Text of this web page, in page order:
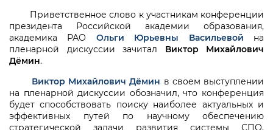
Приветственное слово к участникам конференции
президента Российской академии образования,
академика РАО Ольги Юрьевны Васильевой на
пленарной дискуссии зачитал Виктор Михайлович
Дёмин.
Виктор Михайлович Дёмин в своем выступлении
на пленарной дискуссии обозначил, что конференция
будет способствовать поиску наиболее актуальных и
эффективных путей по научному обеспечению
стратегической задачи развития системы СПО,